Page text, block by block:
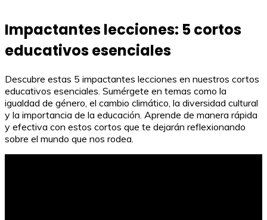
Impactantes lecciones: 5 cortos
educativos esenciales
Descubre estas 5 impactantes lecciones en nuestros cortos
educativos esenciales. Sumérgete en temas como la
igualdad de género, el cambio climático, la diversidad cultural
y la importancia de la educación. Aprende de manera rápida
y efectiva con estos cortos que te dejarán reflexionando
sobre el mundo que nos rodea.